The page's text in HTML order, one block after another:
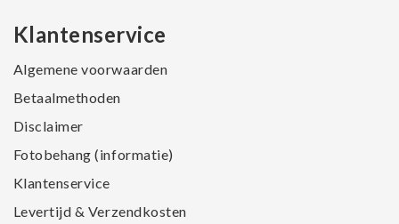
Klantenservice
Algemene voorwaarden
Betaalmethoden
Disclaimer
Fotobehang (informatie)
Klantenservice
Levertijd & Verzendkosten